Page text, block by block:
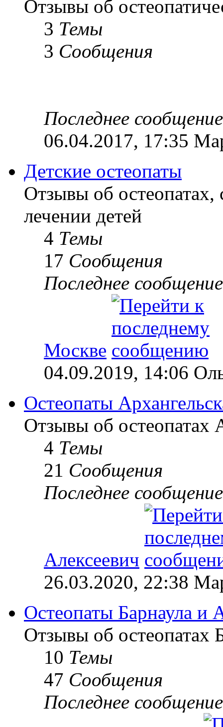
Отзывы об
3 Темы
3 Сообщения
Последнее сообщение
06.04.2017, 17:35
Детские остеопаты
Отзывы об
лечении детей
4 Темы
17 Сообщения
Последнее сообщение
Москве
04.09.2019, 14:06
Остеопаты
Отзывы об остеопатах
4 Темы
21 Сообщения
Последнее сообщение
Алексеевич
26.03.2020, 22:38
Остеопаты Барнаула и
Отзывы об остеопатах
10 Темы
47 Сообщения
Последнее сообщение